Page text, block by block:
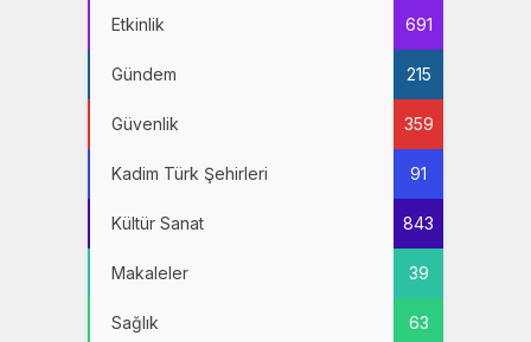
Etkinlik 691
Gündem 215
Güvenlik 359
Kadim Türk Şehirleri 91
Kültür Sanat 843
Makaleler 39
Sağlık 63